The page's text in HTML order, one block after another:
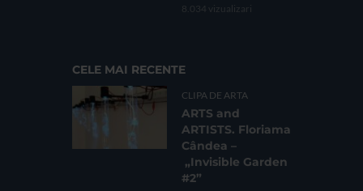
8.034 vizualizari
CELE MAI RECENTE
CLIPA DE ARTA
ARTS and
ARTISTS. Floriama
Cândea –
„Invisible Garden
#2”